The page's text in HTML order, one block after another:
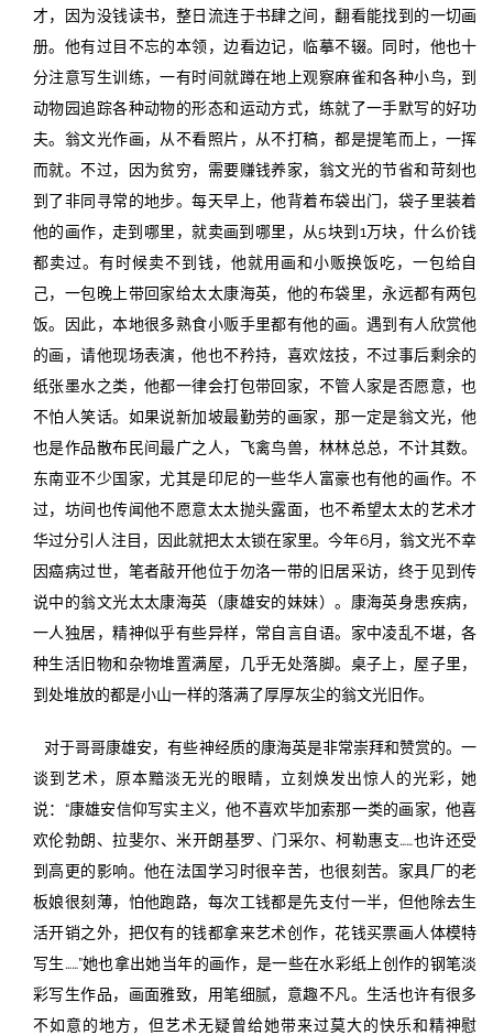
才，因为没钱读书，整日流连于书肆之间，翻看能找到的一切画
册。他有过目不忘的本领，边看边记，临摹不辍。同时，他也十
分注意写生训练，一有时间就蹲在地上观察麻雀和各种小鸟，到
动物园追踪各种动物的形态和运动方式，练就了一手默写的好功
夫。翁文光作画，从不看照片，从不打稿，都是提笔而上，一挥
而就。不过，因为贫穷，需要赚钱养家，翁文光的节省和苛刻也
到了非同寻常的地步。每天早上，他背着布袋出门，袋子里装着
他的画作，走到哪里，就卖画到哪里，从5块到1万块，什么价钱
都卖过。有时候卖不到钱，他就用画和小贩换饭吃，一包给自
己，一包晚上带回家给太太康海英，他的布袋里，永远都有两包
饭。因此，本地很多熟食小贩手里都有他的画。遇到有人欣赏他
的画，请他现场表演，他也不矜持，喜欢炫技，不过事后剩余的
纸张墨水之类，他都一律会打包带回家，不管人家是否愿意，也
不怕人笑话。如果说新加坡最勤劳的画家，那一定是翁文光，他
也是作品散布民间最广之人，飞禽鸟兽，林林总总，不计其数。
东南亚不少国家，尤其是印尼的一些华人富豪也有他的画作。不
过，坊间也传闻他不愿意太太抛头露面，也不希望太太的艺术才
华过分引人注目，因此就把太太锁在家里。今年6月，翁文光不幸
因癌病过世，笔者敲开他位于勿洛一带的旧居采访，终于见到传
说中的翁文光太太康海英（康雄安的妹妹）。康海英身患疾病，
一人独居，精神似乎有些异样，常自言自语。家中凌乱不堪，各
种生活旧物和杂物堆置满屋，几乎无处落脚。桌子上，屋子里，
到处堆放的都是小山一样的落满了厚厚灰尘的翁文光旧作。
对于哥哥康雄安，有些神经质的康海英是非常崇拜和赞赏的。一
谈到艺术，原本黯淡无光的眼睛，立刻焕发出惊人的光彩，她
说：“康雄安信仰写实主义，他不喜欢毕加索那一类的画家，他喜
欢伦勃朗、拉斐尔、米开朗基罗、门采尔、柯勒惠支……也许还受
到高更的影响。他在法国学习时很辛苦，也很刻苦。家具厂的老
板娘很刻薄，怕他跑路，每次工钱都是先支付一半，但他除去生
活开销之外，把仅有的钱都拿来艺术创作，花钱买票画人体模特
写生……”她也拿出她当年的画作，是一些在水彩纸上创作的钢笔淡
彩写生作品，画面雅致，用笔细腻，意趣不凡。生活也许有很多
不如意的地方，但艺术无疑曾给她带来过莫大的快乐和精神慰